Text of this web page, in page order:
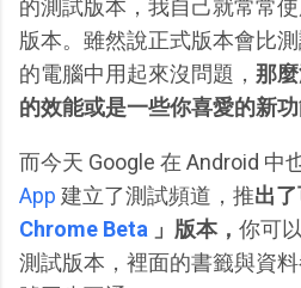
的測試版本，我自己就常常使
版本。雖然說正式版本會比
的電腦中用起來沒問題， 那
的效能或是一些你喜愛的新
而今天 Google 在 Android 中
App 建立了測試頻道，推出
Chrome Beta 」版本， 你可
測試版本，裡面的書籤與資